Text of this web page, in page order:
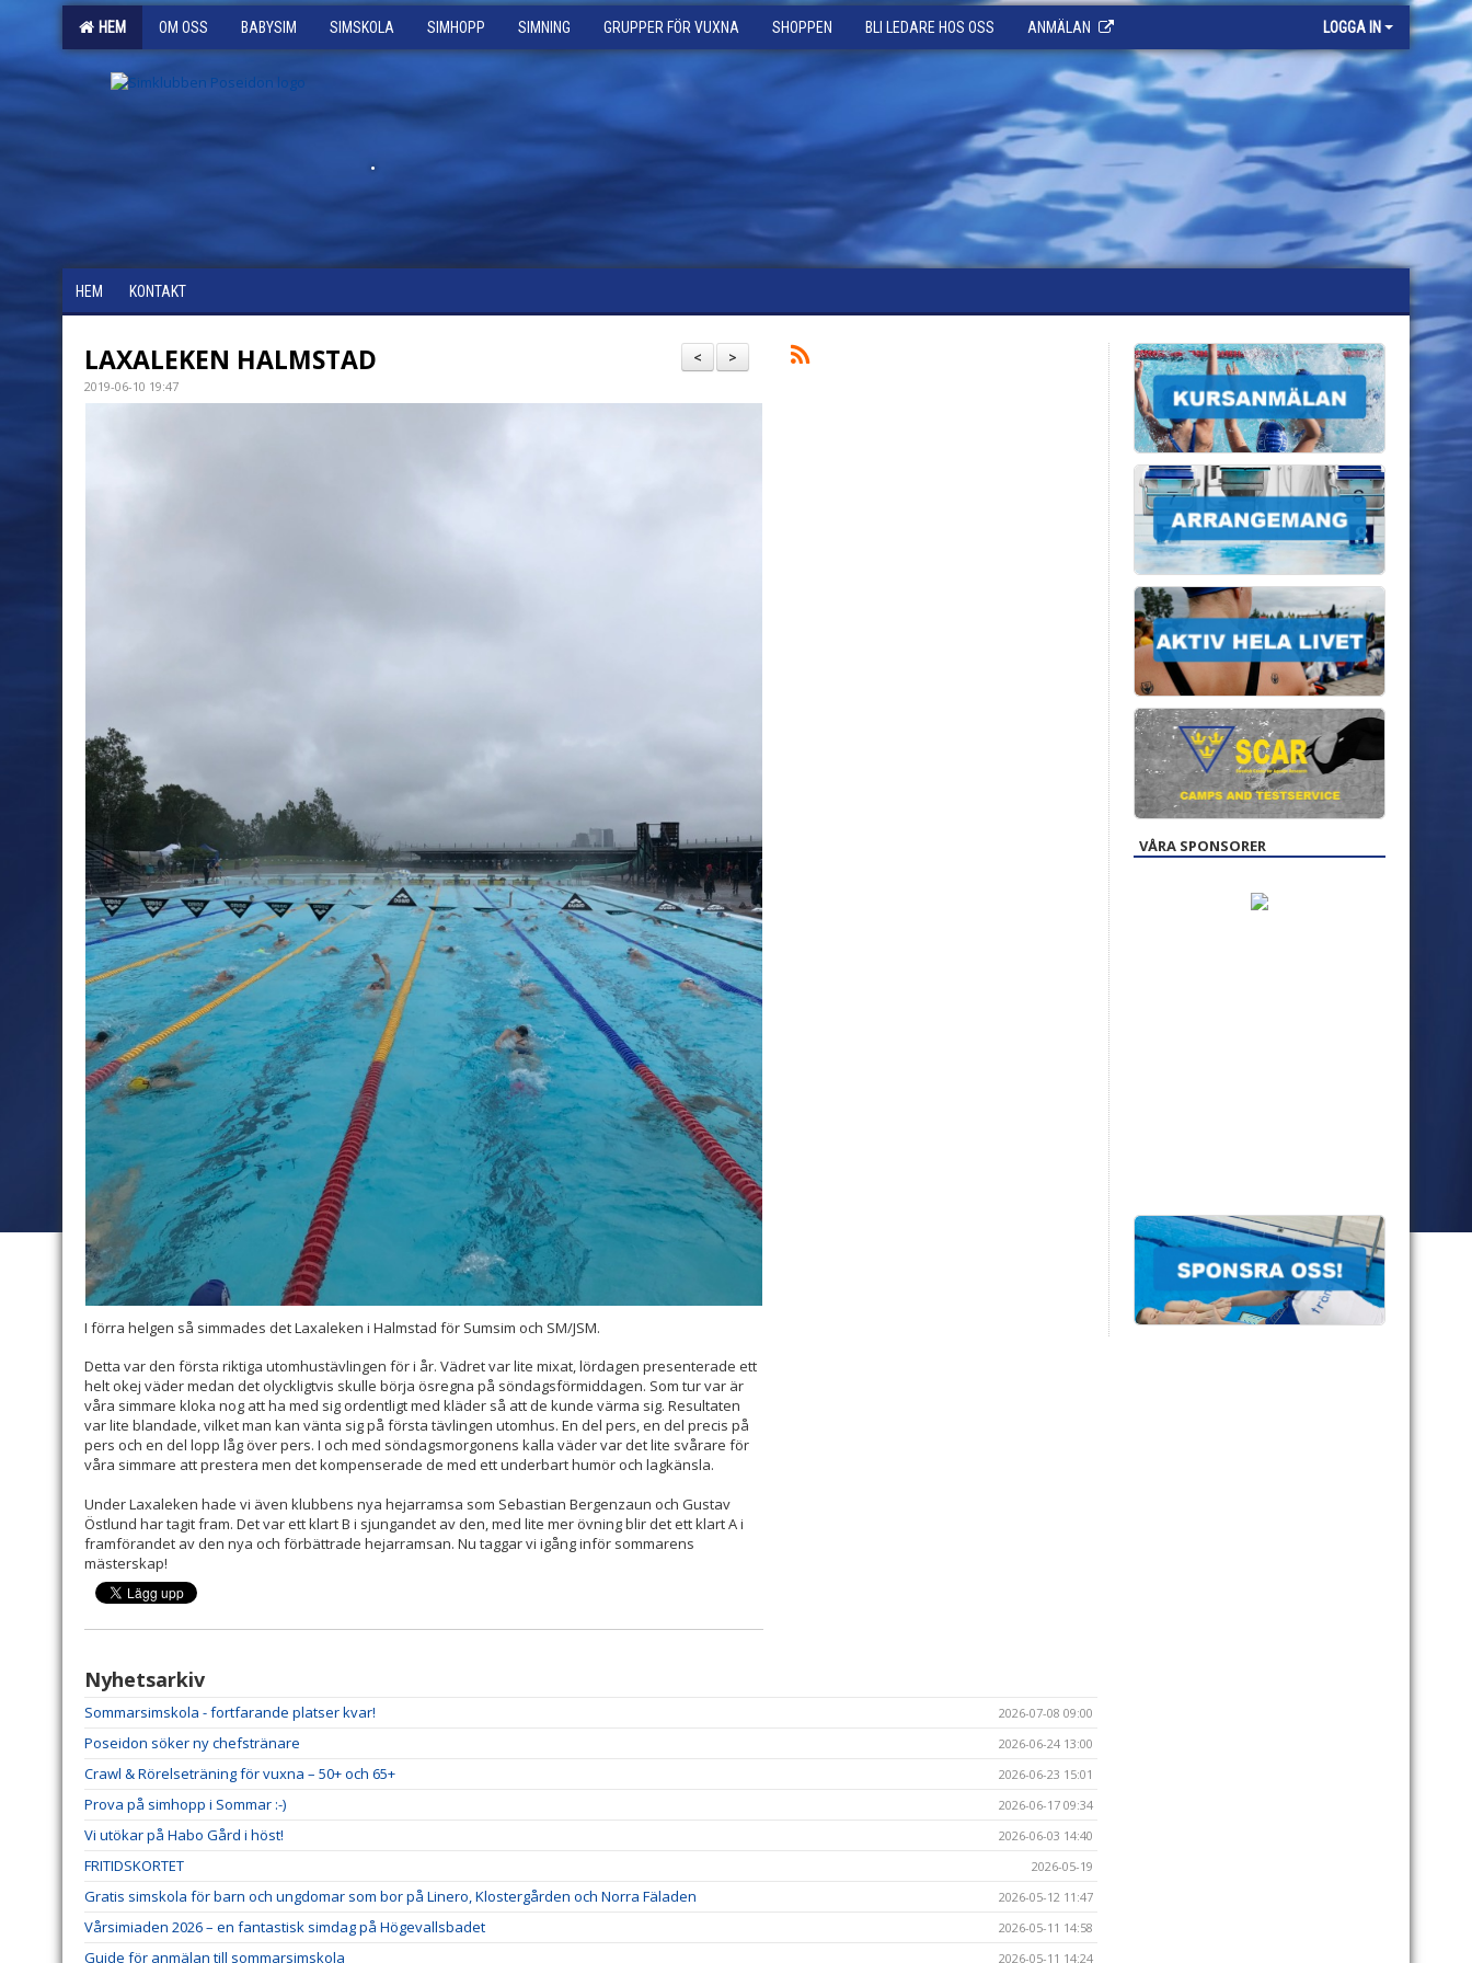
HEM OM OSS BABYSIM SIMSKOLA SIMHOPP SIMNING GRUPPER FÖR VUXNA SHOPPEN BLI LEDARE HOS OSS ANMÄLAN LOGGA IN
.
HEM KONTAKT
>
<
LAXALEKEN HALMSTAD
2019-06-10 19:47
I förra helgen så simmades det Laxaleken i Halmstad för Sumsim och SM/JSM.
Detta var den första riktiga utomhustävlingen för i år. Vädret var lite mixat, lördagen presenterade ett
helt okej väder medan det olyckligtvis skulle börja ösregna på söndagsförmiddagen. Som tur var är
våra simmare kloka nog att ha med sig ordentligt med kläder så att de kunde värma sig. Resultaten
var lite blandade, vilket man kan vänta sig på första tävlingen utomhus. En del pers, en del precis på
pers och en del lopp låg över pers. I och med söndagsmorgonens kalla väder var det lite svårare för
våra simmare att prestera men det kompenserade de med ett underbart humör och lagkänsla.
Under Laxaleken hade vi även klubbens nya hejarramsa som Sebastian Bergenzaun och Gustav
Östlund har tagit fram. Det var ett klart B i sjungandet av den, med lite mer övning blir det ett klart A i
framförandet av den nya och förbättrade hejarramsan. Nu taggar vi igång inför sommarens
mästerskap!
Nyhetsarkiv
Sommarsimskola - fortfarande platser kvar! 2026-07-08 09:00
Poseidon söker ny chefstränare 2026-06-24 13:00
Crawl & Rörelseträning för vuxna – 50+ och 65+ 2026-06-23 15:01
Prova på simhopp i Sommar :-) 2026-06-17 09:34
Vi utökar på Habo Gård i höst! 2026-06-03 14:40
FRITIDSKORTET 2026-05-19
Gratis simskola för barn och ungdomar som bor på Linero, Klostergården och Norra Fäladen 2026-05-12 11:47
Vårsimiaden 2026 – en fantastisk simdag på Högevallsbadet 2026-05-11 14:58
Guide för anmälan till sommarsimskola 2026-05-11 14:24
VÅRA SPONSORER